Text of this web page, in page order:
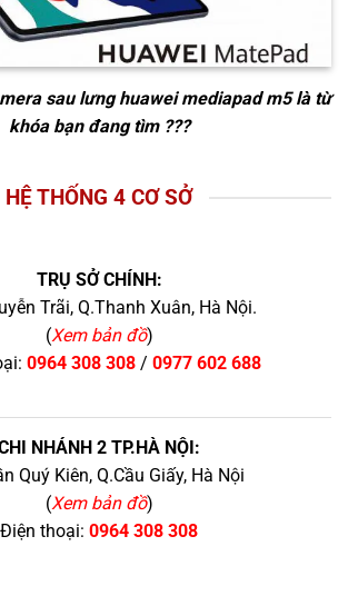
sau lưng huawei mediapad m5là từ
khóa bạn đang tìm ???
HỆ THỐNG 4 CƠ SỞ
TRỤ SỞ CHÍNH:
Trãi, Q.Thanh Xuân, Hà Nội.
(Xem bản đồ)
0964 308 308/ 0977 602 688
NHÁNH 2 TP.HÀ NỘI:
Quý Kiên, Q.Cầu Giấy, Hà Nội
(Xem bản đồ)
Điện thoại: 0964 308 308